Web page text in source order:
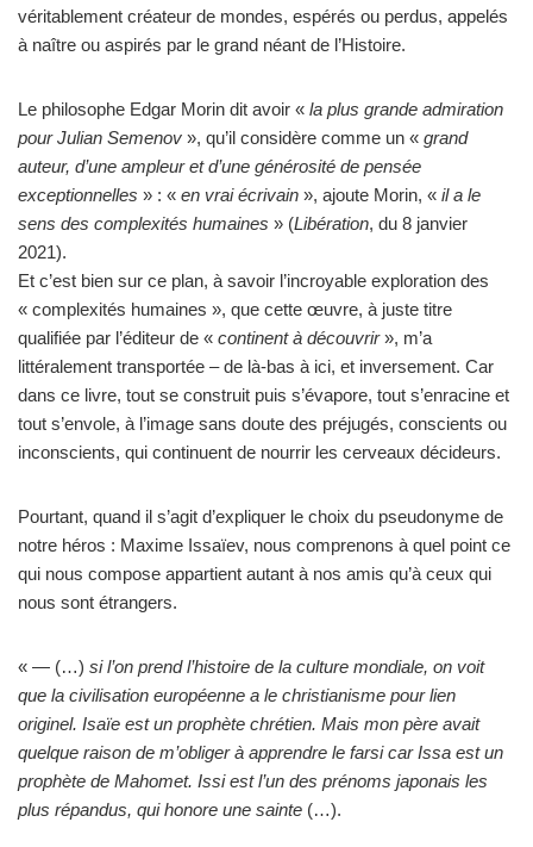
véritablement créateur de mondes, espérés ou perdus, appelés
à naître ou aspirés par le grand néant de l’Histoire.
Le philosophe Edgar Morin dit avoir « la plus grande admiration
pour Julian Semenov », qu’il considère comme un « grand
auteur, d’une ampleur et d’une générosité de pensée
exceptionnelles » : « en vrai écrivain », ajoute Morin, « il a le
sens des complexités humaines » (Libération, du 8 janvier
2021).
Et c’est bien sur ce plan, à savoir l’incroyable exploration des
« complexités humaines », que cette œuvre, à juste titre
qualifiée par l’éditeur de « continent à découvrir», m’a
littéralement transportée – de là-bas à ici, et inversement. Car
dans ce livre, tout se construit puis s’évapore, tout s’enracine et
tout s’envole, à l’image sans doute des préjugés, conscients ou
inconscients, qui continuent de nourrir les cerveaux décideurs.
Pourtant, quand il s’agit d’expliquer le choix du pseudonyme de
notre héros : Maxime Issaïev, nous comprenons à quel point ce
qui nous compose appartient autant à nos amis qu’à ceux qui
nous sont étrangers.
« — (…) si l’on prend l’histoire de la culture mondiale, on voit
que la civilisation européenne a le christianisme pour lien
originel. Isaïe est un prophète chrétien. Mais mon père avait
quelque raison de m’obliger à apprendre le farsi car Issa est un
prophète de Mahomet. Issi est l’un des prénoms japonais les
plus répandus, qui honore une sainte (…).